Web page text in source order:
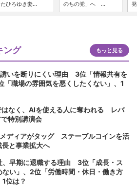
ひろゆき妻...
のちの党」へ ...
ング もっと見る
誘いを断りにくい理由 3位「情報共有を
「職場の雰囲気を悪くしたくない」、1
はなく、AIを使える人に奪われる レバ
特別講演会
ディアがタッグ ステーブルコインを活
と事業拡大へ
、早期に退職する理由 3位「成長・ス
ない」、2位「労働時間・休日・働き方
位は？